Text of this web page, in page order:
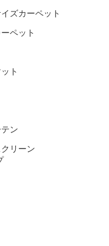
ズカーペット
ペット
ト
ン
リーン